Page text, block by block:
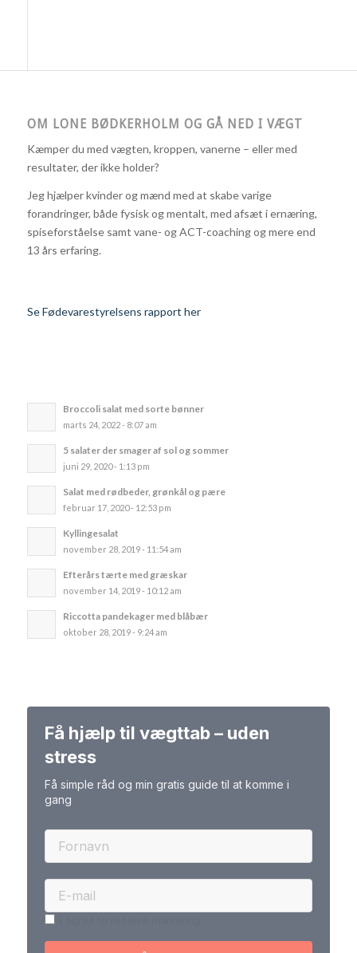
OM LONE BØDKERHOLM OG GÅ NED I VÆGT
Kæmper du med vægten, kroppen, vanerne – eller med
resultater, der ikke holder?
Jeg hjælper kvinder og mænd med at skabe varige
forandringer, både fysisk og mentalt, med afsæt i ernæring,
spiseforståelse samt vane- og ACT-coaching og mere end
13 års erfaring.
Se Fødevarestyrelsens rapport her
Broccoli salat med sorte bønner
marts 24, 2022 - 8:07 am
5 salater der smager af sol og sommer
juni 29, 2020 - 1:13 pm
Salat med rødbeder, grønkål og pære
februar 17, 2020 - 12:53 pm
Kyllingesalat
november 28, 2019 - 11:54 am
Efterårs tærte med græskar
november 14, 2019 - 10:12 am
Riccotta pandekager med blåbær
oktober 28, 2019 - 9:24 am
Få hjælp til vægttab – uden
stress
Få simple råd og min gratis guide til at komme i
gang